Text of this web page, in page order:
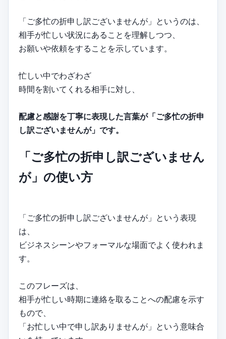
「ご多忙の折申し訳ございませんが」というのは、
相手が忙しい状況にあることを理解しつつ、
お願いや依頼をすることを示しています。
忙しい中でわざわざ
時間を割いてくれる相手に対し、
配慮と感謝を丁寧に表現した言葉が「ご多忙の折申
し訳ございませんが」です。
「ご多忙の折申し訳ございません
が」の使い方
「ご多忙の折申し訳ございませんが」という表現
は、
ビジネスシーンやフォーマルな場面でよく使われま
す。
このフレーズは、
相手が忙しい時期に連絡を取ることへの配慮を示す
もので、
「お忙しい中で申し訳ありませんが」という意味合